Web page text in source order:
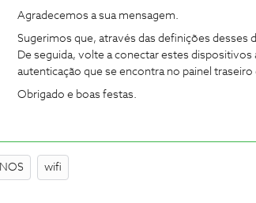
Agradecemos a sua mensagem.
Sugerimos que, através das definições desses
De seguida, volte a conectar estes dispositivos
autenticação que se encontra no painel traseiro
Obrigado e boas festas.
NOS wifi